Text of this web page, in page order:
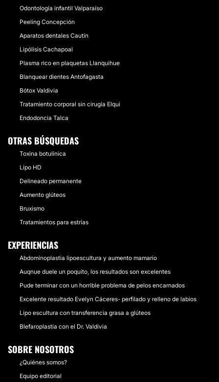
Odontología infantil Valparaíso
Peeling Concepción
Aparatos dentales Cautín
Lipólisis Cachapoal
Plasma rico en plaquetas Llanquihue
Blanquear dientes Antofagasta
Bótox Valdivia
Tratamiento corporal sin cirugía Elqui
Endodoncia Talca
OTRAS BÚSQUEDAS
Toxina botulínica
Lipo HD
Delineado permanente
Aumento glúteos
Bruxismo
Tratamientos para estrías
EXPERIENCIAS
Abdominoplastia lipoescultura y aumento mamario
Auqnue duele un poquito, los resultados son excelentes
Pude terminar con un horrible problema de pelos encarnados
Excelente resultado Evelyn Cáceres- perfilado y relleno de labios
Lipo escultura con transferencia grasa a glúteos
Blefaroplastia con el Dr. Valdivia
SOBRE NOSOTROS
¿Quiénes somos?
Equipo editorial